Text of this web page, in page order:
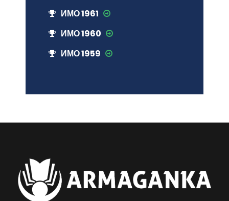
ИМО 1961
ИМО 1960
ИМО 1959